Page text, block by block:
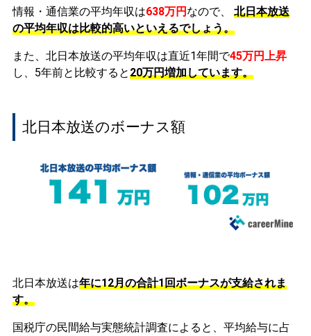
情報・通信業の平均年収は638万円 なので、
北日本放送
の平均年収は比較的高いといえるでしょう。
また、北日本放送の平均年収は直近1年間で45万円上昇
し、5年前と比較すると20万円増加しています。
北日本放送のボーナス額
北日本放送は年に12月の合計1回ボーナスが支給されま
す。
国税庁の民間給与実態統計調査によると、平均給与に占